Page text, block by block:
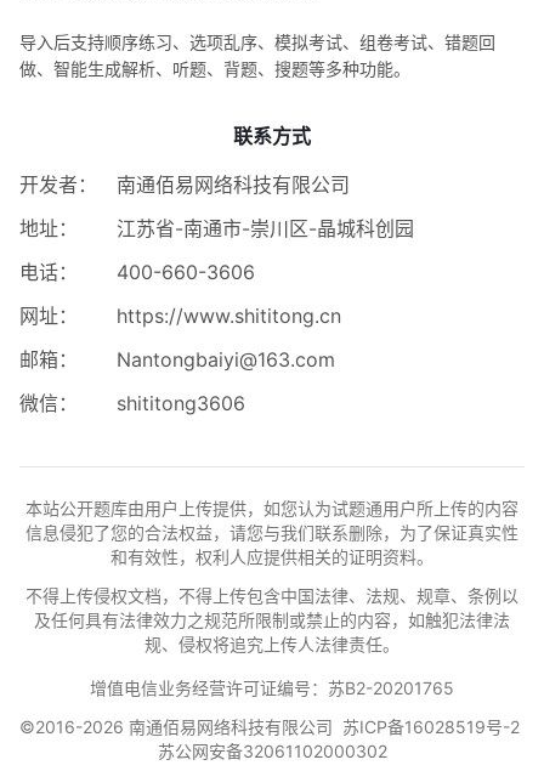
导入后支持顺序练习、选项乱序、模拟考试、组卷考试、错题回
做、智能生成解析、听题、背题、搜题等多种功能。
联系方式
开发者：
南通佰易网络科技有限公司
地址：
江苏省-南通市-崇川区-晶城科创园
电话：
400-660-3606
网址：
https://www.shititong.cn
邮箱：
Nantongbaiyi@163.com
微信：
shititong3606
本站公开题库由用户上传提供，如您认为试题通用户所上传的内容
信息侵犯了您的合法权益，请您与我们联系删除，为了保证真实性
和有效性，权利人应提供相关的证明资料。
不得上传侵权文档，不得上传包含中国法律、法规、规章、条例以
及任何具有法律效力之规范所限制或禁止的内容，如触犯法律法
规、侵权将追究上传人法律责任。
增值电信业务经营许可证编号：苏B2-20201765
©2016-2026 南通佰易网络科技有限公司 苏ICP备16028519号-2
苏公网安备32061102000302